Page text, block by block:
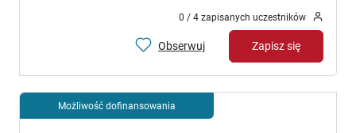
0 / 4 zapisanych uczestników
Obserwuj Zapisz się
Możliwość dofinansowania